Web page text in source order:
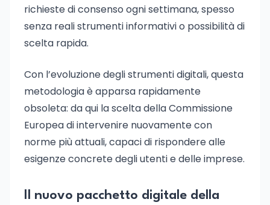
richieste di consenso ogni settimana, spesso
senza reali strumenti informativi o possibilità di
scelta rapida.
Con l’evoluzione degli strumenti digitali, questa
metodologia è apparsa rapidamente
obsoleta: da qui la scelta della Commissione
Europea di intervenire nuovamente con
norme più attuali, capaci di rispondere alle
esigenze concrete degli utenti e delle imprese.
Il nuovo pacchetto digitale della